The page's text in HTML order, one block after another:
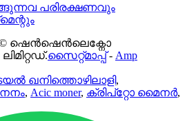
പരിരക്ഷണവും
© ഷെൻഷെൻലെക്നോ
സൈറ്റ്മാപ്പ്- Amp
ഖനിത്തൊഴിലാളി,
, Acic moner, ക്രിപ്റ്റോ മൈനർ,